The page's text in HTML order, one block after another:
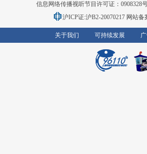
信息网络传播视听节目许可证：0908328
沪ICP证:沪B2-20070217 网站备
关于我们 可持续发展